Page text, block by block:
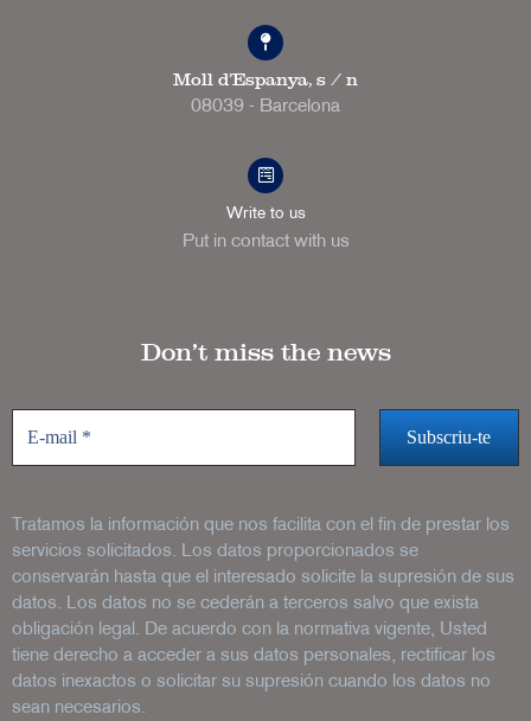
Moll d'Espanya, s / n
08039 - Barcelona
Write to us
Put in contact with us
Don’t miss the news
Tratamos la información que nos facilita con el fin de prestar los
servicios solicitados. Los datos proporcionados se
conservarán hasta que el interesado solicite la supresión de sus
datos. Los datos no se cederán a terceros salvo que exista
obligación legal. De acuerdo con la normativa vigente, Usted
tiene derecho a acceder a sus datos personales, rectificar los
datos inexactos o solicitar su supresión cuando los datos no
sean necesarios.